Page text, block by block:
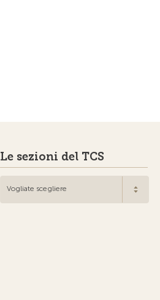
Le sezioni del TCS
Vogliate scegliere